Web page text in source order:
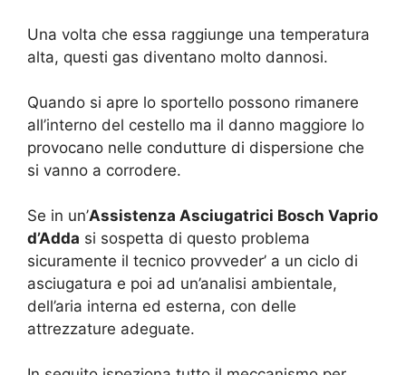
Una volta che essa raggiunge una temperatura
alta, questi gas diventano molto dannosi.
Quando si apre lo sportello possono rimanere
all’interno del cestello ma il danno maggiore lo
provocano nelle condutture di dispersione che
si vanno a corrodere.
Se in un’Assistenza Asciugatrici Bosch Vaprio
d’Adda si sospetta di questo problema
sicuramente il tecnico provveder’ a un ciclo di
asciugatura e poi ad un’analisi ambientale,
dell’aria interna ed esterna, con delle
attrezzature adeguate.